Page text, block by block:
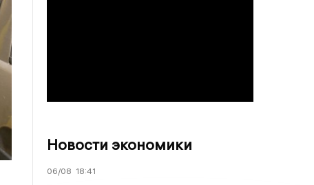
Новости экономики
06/08 18:41